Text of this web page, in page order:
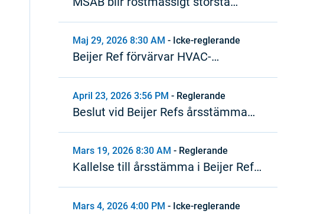
ägare i Beijer Ref
Maj 29, 2026 8:30 AM - Icke-reglerande
Beijer Ref förvärvar HVAC-
distributör i Nordamerika
April 23, 2026 3:56 PM - Reglerande
Beslut vid Beijer Refs årsstämma
2026
Mars 19, 2026 8:30 AM - Reglerande
Kallelse till årsstämma i Beijer Ref
AB (publ)
Mars 4, 2026 4:00 PM - Icke-reglerande